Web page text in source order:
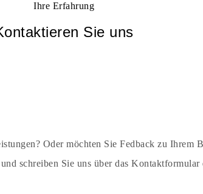
Ihre Erfahrung
Sie uns
Oder möchten Sie Fedback zu Ihrem
schreiben Sie uns über das